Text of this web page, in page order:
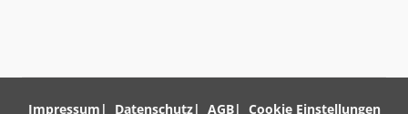
Impressum Datenschutz AGB Cookie Einstellungen